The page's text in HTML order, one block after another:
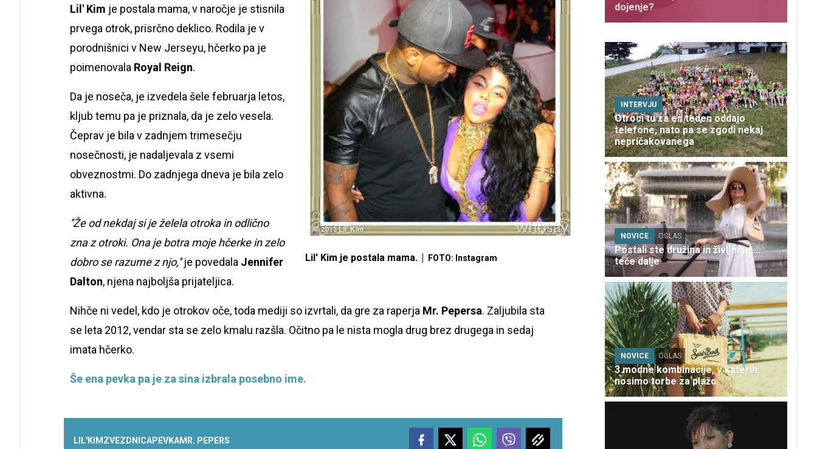
Lil' Kim je postala mama. FOTO: Instagram
Lil' Kim je postala mama, v naročje je stisnila
prvega otrok, prisrčno deklico. Rodila je v
porodnišnici v New Jerseyu, hčerko pa je
poimenovala Royal Reign.
Da je noseča, je izvedela šele februarja letos,
kljub temu pa je priznala, da je zelo vesela.
Čeprav je bila v zadnjem trimesečju
nosečnosti, je nadaljevala z vsemi
obveznostmi. Do zadnjega dneva je bila zelo
aktivna.
''Že od nekdaj si je želela otroka in odlično
zna z otroki. Ona je botra moje hčerke in zelo
dobro se razume z njo,''je povedala Jennifer
Dalton, njena najboljša prijateljica.
Nihče ni vedel, kdo je otrokov oče, toda mediji so izvrtali, da gre za raperja Mr. Pepersa. Zaljubila sta
se leta 2012, vendar sta se zelo kmalu razšla. Očitno pa le nista mogla drug brez drugega in sedaj
imata hčerko.
Še ena pevka pa je za sina izbrala posebno ime.
LIL'KIM ZVEZDNICAPEVKAMR. PEPERS
dojenje?
INTERVJU
Otroci tu za en teden oddajo
telefone, nato pa se zgodi nekaj
nepričakovanega
NOVICE OGLAS
Postali ste družina in življenje ...
teče dalje
NOVICE OGLAS
3 modne kombinacije, v katerih
nosimo torbe za plažo